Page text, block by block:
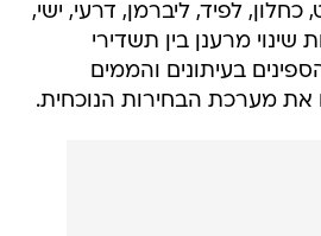
לפיד, ליברמן, דרעי, ישי,
שינוי מרענן בין תשדירי
בעיתונים והממים
את מערכת הבחירות הנוכחית.